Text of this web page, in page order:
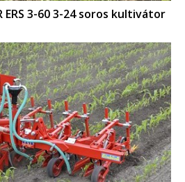
ERS 3-60 3-24 soros kultivátor